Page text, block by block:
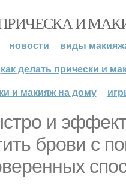
И
новости
виды
как делать прически и
и макияж на дому
и
брови с